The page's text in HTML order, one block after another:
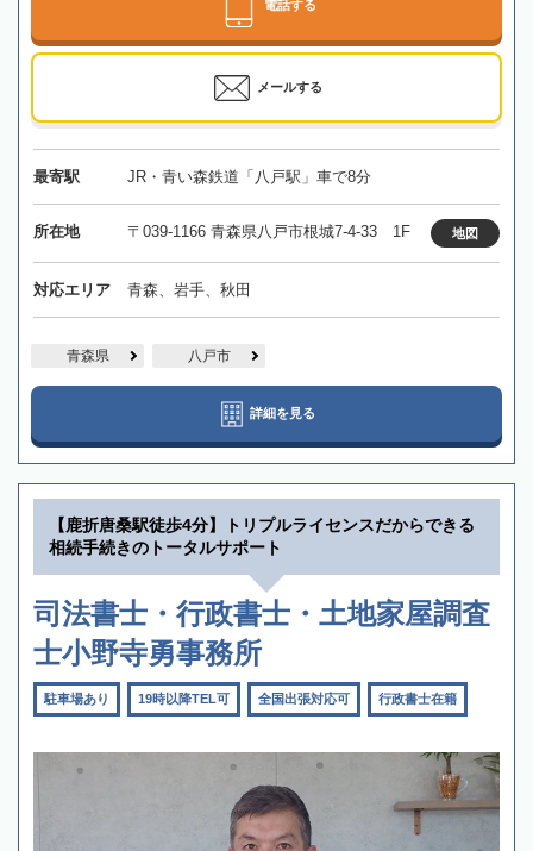
電話する
メールする
最寄駅 JR・青い森鉄道「八戸駅」車で8分
所在地 〒039-1166 青森県八戸市根城7-4-33 1F 地図
対応エリア 青森、岩手、秋田
青森県 八戸市
詳細を見る
【鹿折唐桑駅徒歩4分】トリプルライセンスだからできる
相続手続きのトータルサポート
司法書士・行政書士・土地家屋調査
士小野寺勇事務所
駐車場あり 19時以降TEL可 全国出張対応可 行政書士在籍